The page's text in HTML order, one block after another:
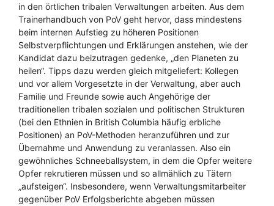
in den örtlichen tribalen Verwaltungen arbeiten. Aus dem
Trainerhandbuch von PoV geht hervor, dass mindestens
beim internen Aufstieg zu höheren Positionen
Selbstverpflichtungen und Erklärungen anstehen, wie der
Kandidat dazu beizutragen gedenke, „den Planeten zu
heilen“. Tipps dazu werden gleich mitgeliefert: Kollegen
und vor allem Vorgesetzte in der Verwaltung, aber auch
Familie und Freunde sowie auch Angehörige der
traditionellen tribalen sozialen und politischen Strukturen
(bei den Ethnien in British Columbia häufig erbliche
Positionen) an PoV-Methoden heranzuführen und zur
Übernahme und Anwendung zu veranlassen. Also ein
gewöhnliches Schneeballsystem, in dem die Opfer weitere
Opfer rekrutieren müssen und so allmählich zu Tätern
„aufsteigen“. Insbesondere, wenn Verwaltungsmitarbeiter
gegenüber PoV Erfolgsberichte abgeben müssen